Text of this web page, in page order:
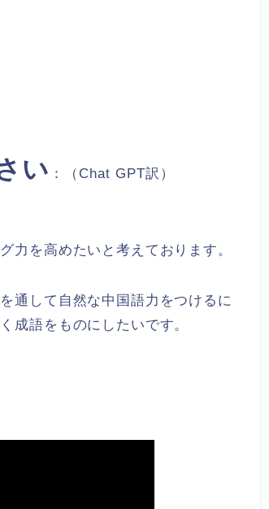
い ：（Chat GPT訳）
力を高めたいと考えております。
通して自然な中国語力をつけるに
成語をものにしたいです。